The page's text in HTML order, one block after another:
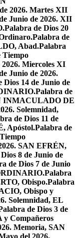
2026. Martes XII
Junio de 2026. XII
Palabra de Dios 20
Palabra de
Abad.Palabra
Tiempo
2026. Miercoles XI
Junio de 2026.
Dios 14 de Junio de
Palabra de
INMACULADO DE
Solemnidad,
de Dios 11 de
Apóstol.Palabra de
SAN EFRÉN,
8 de Junio de
de Dios 7 de Junio
Palabra
Obispo.Palabra
Obispo y
Solemnidad, EL
de Dios 3 de
y Compañeros
Memoria, SAN
del 2026.